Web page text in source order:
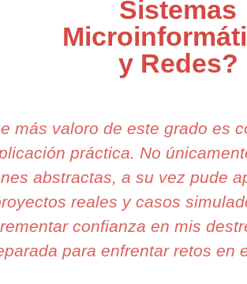
Sistemas
y Redes?
más valoro de este grado es
práctica. No
abstractas, a su vez pude
reales y casos
confianza en mis
para enfrentar retos en